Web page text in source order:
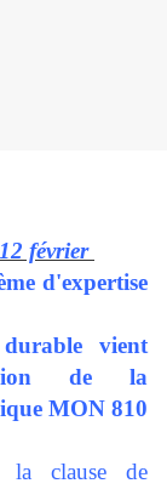
février
d'expertise
vient
de la
MON 810
la clause de